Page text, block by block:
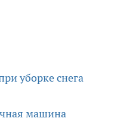
уборке снега
машина